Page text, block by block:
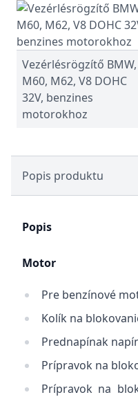
Vezérlésrögzítő BMW,
M60, M62, V8 DOHC
32V, benzines
motorokhoz
Popis produktu
Popis
Motor
Pre benzínové
Kolík na
Prednapínak
Prípravok na
Prípravok na